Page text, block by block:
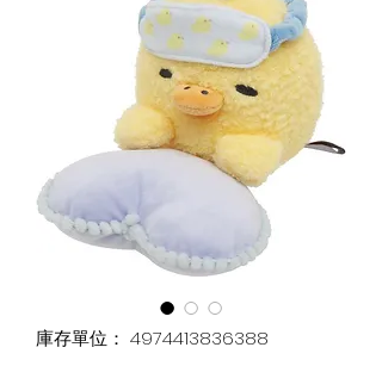
庫存單位： 4974413836388